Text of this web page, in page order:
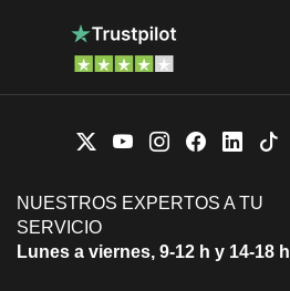
NUESTROS EXPERTOS A TU
SERVICIO
Lunes a viernes, 9-12 h y 14-18 h